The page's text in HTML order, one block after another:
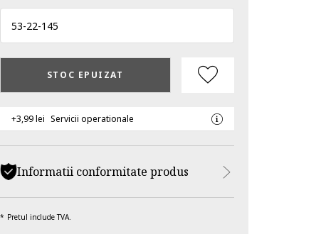
53-22-145
STOC EPUIZAT
+3,99 lei Servicii operationale
Informatii conformitate produs
Pretul include TVA.